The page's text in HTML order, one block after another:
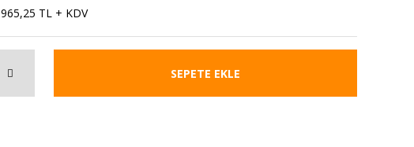
965,25 TL + KDV
SEPETE EKLE